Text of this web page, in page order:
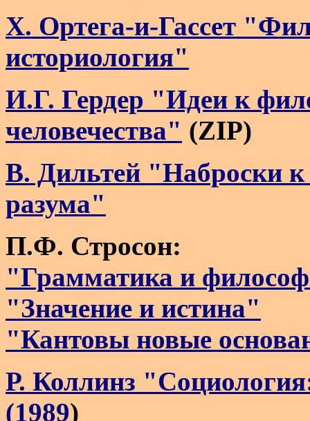
Х. Ортега-и-Гассет
историология"
И.Г. Гердер "Идеи к
человечества" (ZIP)
В. Дильтей "Наброски к
разума"
П.Ф. Стросон:
"Грамматика и
"Значение и истина"
"Кантовы новые
Р. Коллинз
(1989)